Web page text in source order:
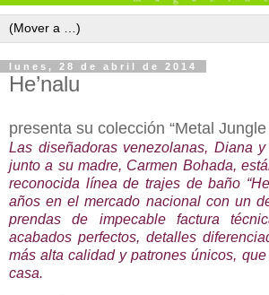
lunes, 28 de abril de 2014
He’nalu
presenta su colección “Metal Jungle
Las diseñadoras venezolanas, Diana
junto a su madre, Carmen Bohada,
reconocida línea de trajes de baño
años en el mercado nacional con un
prendas de impecable factura
acabados perfectos, detalles
más alta calidad y patrones únicos,
casa.